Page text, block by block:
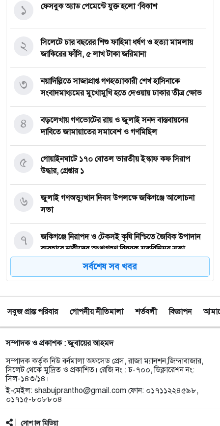
ফেসবুক অ্যাড পেমেন্টে যুক্ত হলো ‘বিকাশ
১
সিলেটে চার বছরের শিশু ফাহিমা ধর্ষণ ও হত্যা মামলায়
জাকিরের ফাঁসি, ৫ লাখ টাকা জরিমানা
২
নয়াদিল্লিতে সাজাপ্রাপ্ত গণহত্যাকারী শেখ হাসিনাকে
সংবাদমাধ্যমের মুখোমুখি হতে দেওয়ায় ঢাকার তীব্র ক্ষোভ
৩
বড়লেখায় গণভোটের রায় ও জুলাই সনদ বাস্তবায়নের
দাবিতে জামায়াতের সমাবেশ ও গণমিছিল
৪
গোয়াইনঘাটে ১৭০ বোতল ভারতীয় ইস্কাফ কফ সিরাপ
উদ্ধার, গ্রেপ্তার ১
৫
জুলাই গণঅভ্যুত্থান দিবস উপলক্ষে জকিগঞ্জে আলোচনা
সভা
৬
জকিগঞ্জে নিরাপদ ও টেকসই কৃষি নিশ্চিতে জৈবিক উপাদান
ব্যবহারে নারীদের অংশগ্রহণ বিষয়ক মতবিনিময় সভা
৭
টাঙ্গুয়ার হাওর অবৈধভাবে অনুপ্রবেশের দায়ে ৬ হাউসবোটে
৮
সেপ্টেম্বর থেকে সিলেট ওসমানী বিমানবন্দরে ফের বিদেশি
ফ্লাইট চালু করছে সালামএয়ার
৯
জকিগঞ্জে প্রাইম মিনিস্টার্স গোল্ডকাপ ফুটবল টুর্নামেন্ট
উপলক্ষে প্রস্তুতিমূলক সভা
১০
যশোরের স্কুলছাত্রীকে নিয়ে সিলেটে আত্মগোপন, মাজার
গেট থেকে গ্রেফতার হবিগঞ্জের যুবক
১১
সর্বশেষ সব খবর
সবুজ প্রান্ত পরিবার গোপনীয় নীতিমালা শর্তবলী বিজ্ঞাপন
সম্পাদক ও প্রকাশক : জুবায়ের আহমদ
সম্পাদক কর্তৃক নিউ বর্নমালা অফসেড প্রেস, রাজা ম্যানশন,জিন্দাবাজার,
সিলেট থেকে মুদ্রিত ও প্রকাশিত। রেজি নং : চ-৭০০, ডিক্লারেশন নং:
সিল-১৪৩/১৪।
ই-মেইল: shabujprantho@gmail.com ফোন: ০১৭১১২২৪৫৯৮,
০১৭১৫-৮০৮৮০৪
সোশ্যাল মিডিয়া